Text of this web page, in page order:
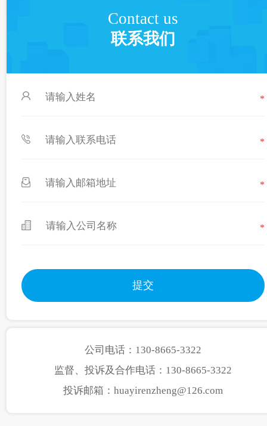
Contact us
联系我们
*
*
*
*
公司电话：130-8665-3322
监督、投诉及合作电话：130-8665-3322
投诉邮箱：huayirenzheng@126.com